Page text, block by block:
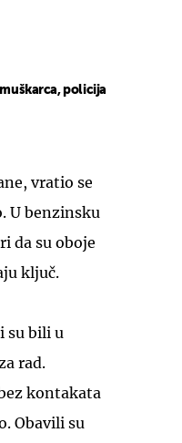
policija
vratio se
U benzinsku
da su oboje
ključ.
su bili u
rad.
kontakata
Obavili su